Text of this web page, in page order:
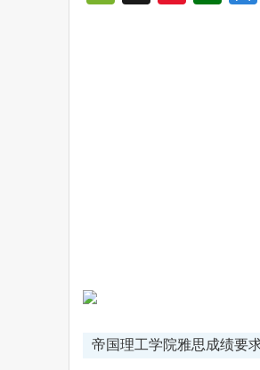
帝国理工学院雅思成绩要